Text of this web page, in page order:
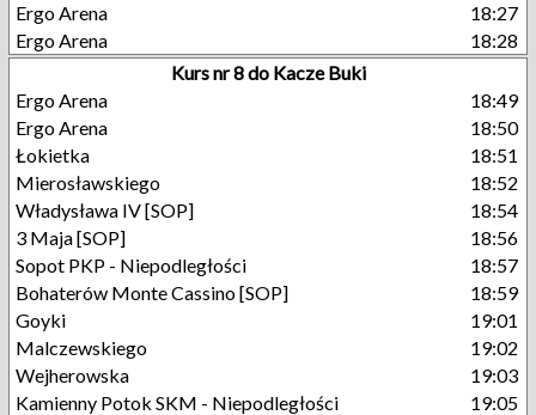
Ergo Arena
18:27
Ergo Arena
18:28
Kurs nr 8 do Kacze Buki
Ergo Arena
18:49
Ergo Arena
18:50
Łokietka
18:51
Mierosławskiego
18:52
Władysława IV [SOP]
18:54
3 Maja [SOP]
18:56
Sopot PKP - Niepodległości
18:57
Bohaterów Monte Cassino [SOP]
18:59
Goyki
19:01
Malczewskiego
19:02
Wejherowska
19:03
Kamienny Potok SKM - Niepodległości
19:05